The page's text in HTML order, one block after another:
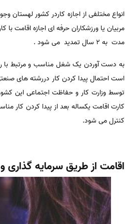
انواع مختلفی از اجازه کاردر کشور لهستان
مربیان یا ورزشکاران حرفه ای اجازه اقامت با
مدت به 2 سال تمدید می شود .
به دست آوردن یک شغل مناسب و مرتبط با
است احتمال پیدا کردن کار دررشته های
توسط وزارت کار و حفاظت اجتماعی این
کارت اقامت یکساله بعد از پیدا کردن کار
کنترل می شود.
اقامت از طریق سرمایه